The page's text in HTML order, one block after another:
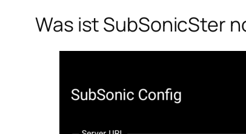
Was ist SubSonicSter